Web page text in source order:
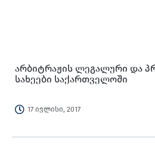
არბიტრაჟის ლეგალური და
სახეები საქართველოში
17 ივლისი, 2017